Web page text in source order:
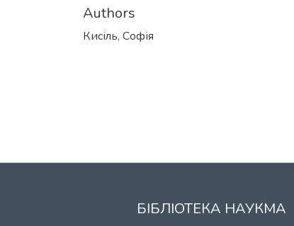
Authors
Кисіль, Софія
БІБЛІОТЕКА НАУКМА